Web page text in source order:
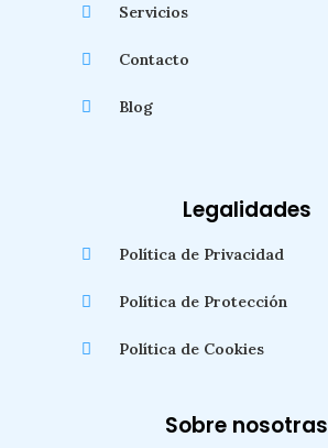
Servicios
Contacto
Blog
Legalidades
Política de Privacidad
Política de Protección
Política de Cookies
Sobre nosotras